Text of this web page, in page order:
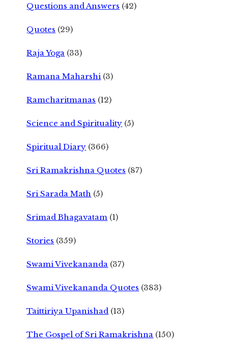
Questions and Answers (42)
Quotes (29)
Raja Yoga (33)
Ramana Maharshi (3)
Ramcharitmanas (12)
Science and Spirituality (5)
Spiritual Diary (366)
Sri Ramakrishna Quotes (87)
Sri Sarada Math (5)
Srimad Bhagavatam (1)
Stories (359)
Swami Vivekananda (37)
Swami Vivekananda Quotes (383)
Taittiriya Upanishad (13)
The Gospel of Sri Ramakrishna (150)